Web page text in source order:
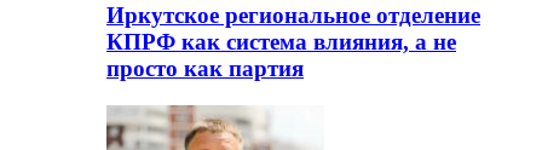
Иркутское региональное отделение
КПРФ как система влияния, а не
просто как партия